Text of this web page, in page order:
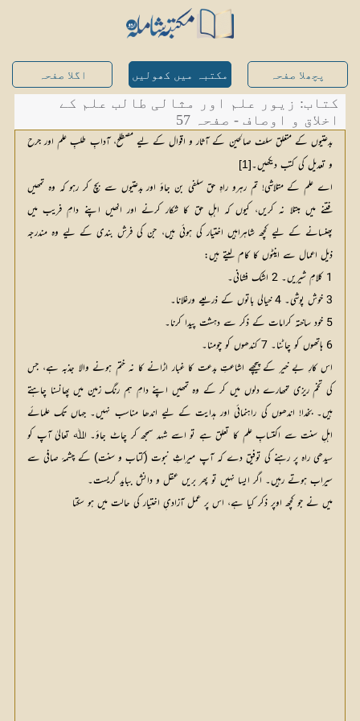
پچھلا صفحہ مکتبہ میں کھولیں اگلا صفحہ
کتاب: زیور علم اور مثالی طالب علم کے
اخلاق و اوصاف - صفحہ 57
بدعتیوں کے متعلق سلف صالحین کے آثار و اقوال کے لیے مصطلح، آدابِ طلبِ علم اور جرح
و تعدیل کی کتب دیکھیں۔[1]
اے علم کے متلاشی! تم رہرو راہِ حق سلفی بن جاؤ اور بدعتیوں سے بچ کر رہو کہ وہ تمھیں
فتنے میں مبتلا نہ کریں، کیوں کہ اہلِ حق کا شکار کرنے اور انھیں اپنے دامِ فریب میں
پھنسانے کے لیے کچھ شاہراہیں اختیار کی ہوئی ہیں، جن کی فرش بندی کے لیے وہ مندرجہ
ذیل اعمال سے اینٹوں کا کام لیتے ہیں:
1 کلامِ شیریں۔ 2 اشک فشانی۔
3 خوش پوشی۔ 4 خیالی باتوں کے ذریعے ورغلانا۔
5 خود ساختہ کرامات کے ذکر سے دہشت پیدا کرنا۔
6 ہاتھوں کو چاٹنا۔ 7 کندھوں کو چومنا۔
اس کارِ بے خیر کے پیچھے اشاعتِ بدعت کا غبار اڑانے کا نہ ختم ہونے والا جذبہ ہے، جس
کی تخم ریزی تمھارے دلوں میں کر کے وہ تمھیں اپنے دامِ ہم رنگ زمین میں پھانسنا چاہتے
ہیں۔ بخدا! اندھوں کی راہنمائی اور ہدایت کے لیے اندھا مناسب نہیں۔ جہاں تک علمائے
اہلِ سنت سے اکتسابِ علم کا تعلق ہے تو اسے شہد سمجھ کر چاٹ جاؤ۔ اﷲ تعالیٰ آپ کو
سیدھی راہ پر رہنے کی توفیق دے کہ آپ میراثِ نبوت (کتاب و سنت) کے چشمۂ صافی سے
سیراب ہوتے رہیں۔ اگر ایسا نہیں تو پھر بریں عقل و دانش بباید گریست۔
میں نے جو کچھ اوپر ذکر کیا ہے، اس پر عمل آزادیِ اختیار کی حالت میں ہو سکتا